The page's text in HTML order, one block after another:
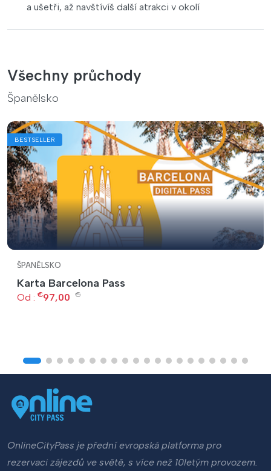
a ušetři, až navštívíš další atrakci v okolí
Všechny průchody
Španělsko
BESTSELLER
ŠPANĚLSKO
Karta Barcelona Pass
Od : €97,00 €
OnlineCityPass je přední evropská platforma pro
rezervaci zájezdů ve světě, s více než 10letým provozem.